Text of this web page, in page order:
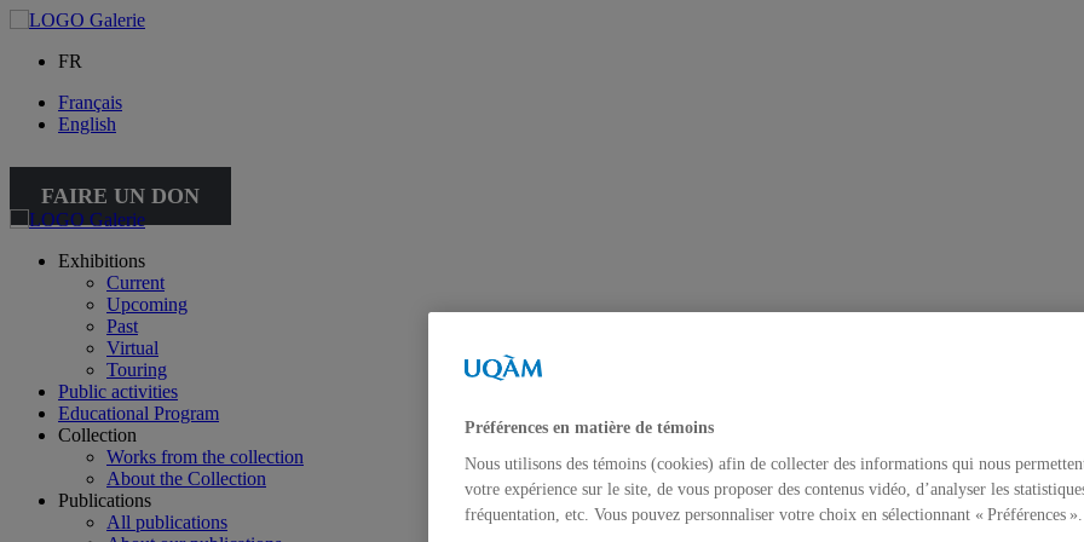
FR
Français
English
FAIRE UN DON
Exhibitions
Current
Upcoming
Past
Virtual
Touring
Public activities
Educational Program
Collection
Works from the collection
About the Collection
Publications
All publications
Préférences en matière de témoins
Nous utilisons des témoins (cookies) afin de collecter des informations qui nous
votre expérience sur le site, de vous proposer des contenus vidéo, d’analyser les
fréquentation, etc. Vous pouvez personnaliser votre choix en sélectionnant « Préférences ».